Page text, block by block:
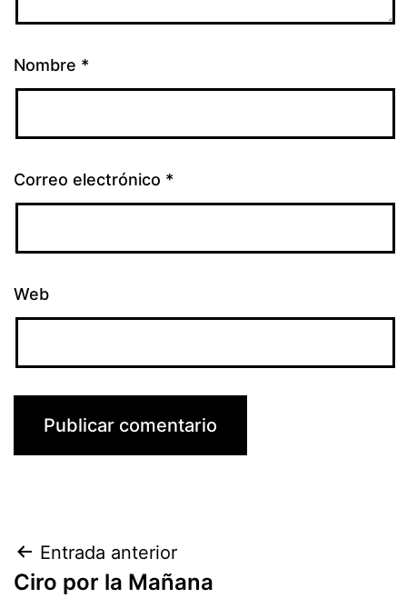
Nombre *
Correo electrónico *
Web
Navegación
de
Entrada anterior
Ciro por la Mañana